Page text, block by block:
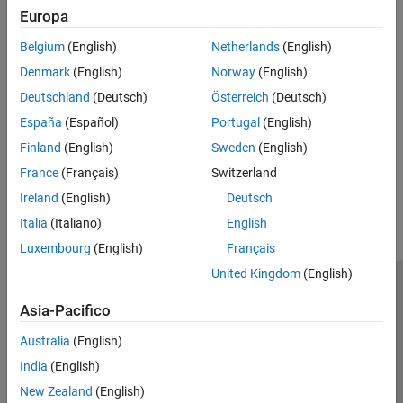
Array categorici
Array di data e ora
Array di durata
Classi di MATLAB
Handle della funzione
Dizionari
Array di Deep Learning
Use dictionaries in MATLAB code intended for code generation.
Dictionary Limitations for Code Generation
code intended for code generation.
How useful was this information?
Europa
Belgium (English)
Denmark (English)
Deutschland (Deutsch)
España (Español)
Finland (English)
France (Français)
Ireland (English)
Italia (Italiano)
Luxembourg (English)
Netherlands(English)
Norway(English)
Österreich (Deutsch)
Portugal (English)
Sweden (English)
Switzerland
Deutsch
English
Français
United Kingdom(English)
Asia-Pacifico
Australia (English)
India (English)
New Zealand (English)
Antipirateria
Stato dell'applicazione
Contatti
© 1994-2026 The MathWorks, Inc.